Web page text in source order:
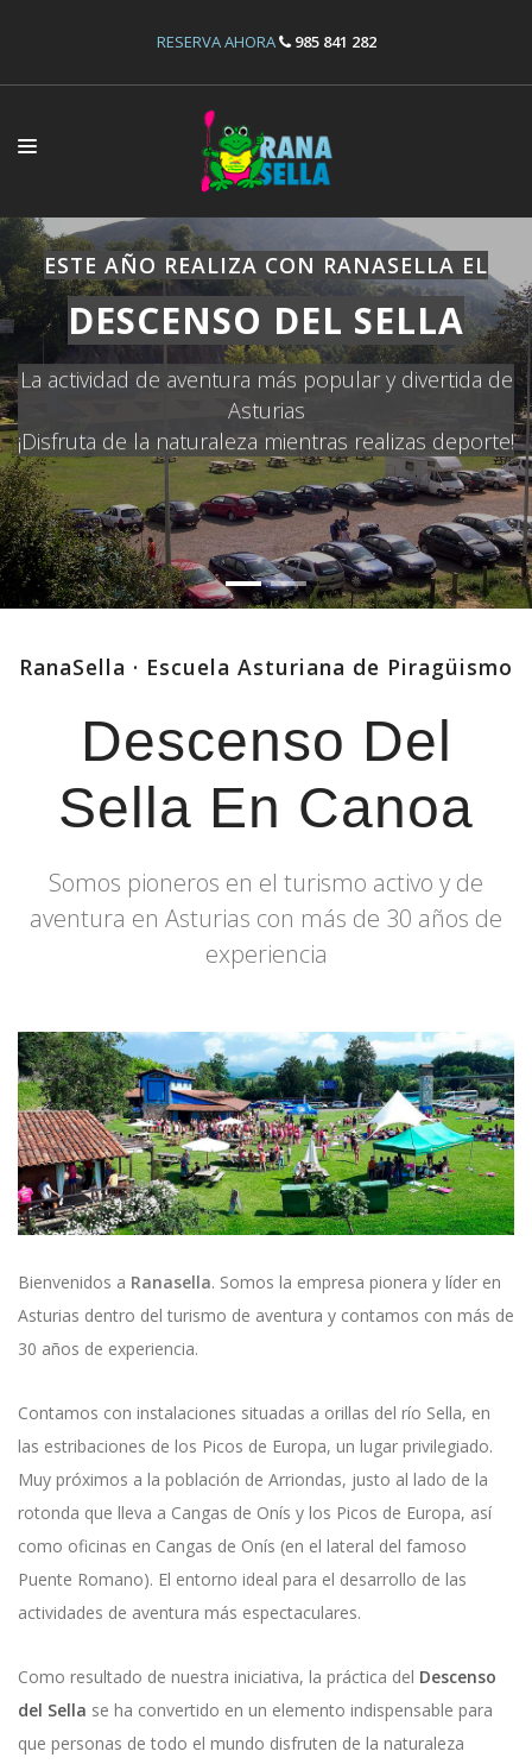
RESERVA AHORA 985 841 282
INICIO
ACTIVIDADES
INSTALACIONES
OFERTAS
NOSOTROS
CONTÁCTANOS
ESTE AÑO REALIZA CON RANASELLA EL
DESCENSO DEL SELLA
La actividad de aventura más popular y divertida de
Asturias
¡Disfruta de la naturaleza mientras realizas deporte!
RESERVA ONLINE AHORA
RanaSella · Escuela Asturiana de Piragüismo
Descenso Del
Sella En Canoa
Somos pioneros en el turismo activo y de
aventura en Asturias con más de 30 años de
experiencia
Bienvenidos a Ranasella. Somos la empresa pionera y líder en
Asturias dentro del turismo de aventura y contamos con más de
30 años de experiencia.
Contamos con instalaciones situadas a orillas del río Sella, en
las estribaciones de los Picos de Europa, un lugar privilegiado.
Muy próximos a la población de Arriondas, justo al lado de la
rotonda que lleva a Cangas de Onís y los Picos de Europa, así
como oficinas en Cangas de Onís (en el lateral del famoso
Puente Romano). El entorno ideal para el desarrollo de las
actividades de aventura más espectaculares.
Como resultado de nuestra iniciativa, la práctica del Descenso
del Sella se ha convertido en un elemento indispensable para
que personas de todo el mundo disfruten de la naturaleza